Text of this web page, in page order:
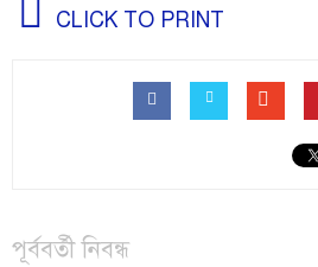
CLICK TO PRINT
পূর্ববর্তী নিবন্ধ